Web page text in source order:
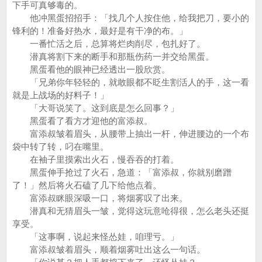
下手可真够毒的。
他冲黑蛋招招手：「找几个人按住他，给我把刀，要小的
锋利的！准备好热水，最好是有干净的布。」
一番忙活之后，总算将烂肉削尽，包扎好了。
潜真将割下来的断手和那瓶伤药一并交给黑蛋。
黑蛋看他的眼神已经透出一股欣赏。
「兄弟你年轻轻的，就敢眼都不眨生割活人的手，这一看
就是上战场的好料子！」
「大哥说笑了。这到底是怎么回事？」
黑蛋看了看方才迎他的富添叔。
富添叔皱着眉头，从腰带上抽出一杆，伸进腰边的一个布
袋中转了转，叼在嘴里。
在袖子里摸索出火石，慢吞吞的打着。
黑蛋伸手抢过了火石，急道：「富添叔，你就别磨蹭
了！」然后将火石磕了几下给他点着。
富添叔眯眼深吸一口，将烟雾叹了出来。
潜真和无猜眉头一皱，觉得这玩意呛得很，怎么老头还挺
享受。
「这事啊，说起来怪怂娃，咱理亏。」
富添叔皱着眉头，顺着烟雾吐出这么一句话。